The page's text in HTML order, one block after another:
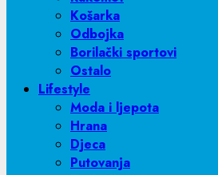
Košarka
Odbojka
Borilački sportovi
Ostalo
Lifestyle
Moda i ljepota
Hrana
Djeca
Putovanja